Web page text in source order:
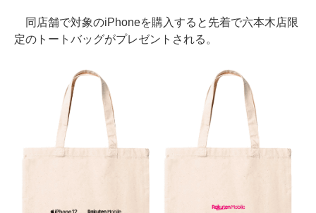
同店舗で対象のiPhoneを購入すると先着で六本木店限
定のトートバッグがプレゼントされる。